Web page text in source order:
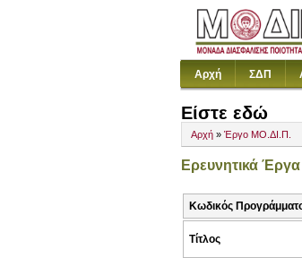
Αρχή ΣΔΠ
Είστε εδώ
Αρχή » Έργο ΜΟ.ΔΙ.Π.
Ερευνητικά Έργα
Κωδικός
Τίτλος